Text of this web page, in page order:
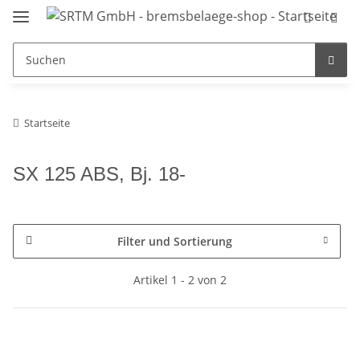
Startseite
SX 125 ABS, Bj. 18-
Filter und Sortierung
Artikel 1 - 2 von 2